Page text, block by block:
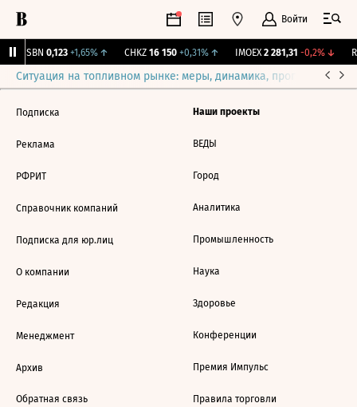
Войти
USBN 0,123 +1,65%↑ CHKZ 16 150 +0,31%↑ IMOEX 2 281,31 -0,2%↓
Ситуация на топливном рынке: меры, динамика, прогнозы
Подписка
Реклама
РФРИТ
Справочник компаний
Подписка для юр.лиц
О компании
Редакция
Менеджмент
Архив
Обратная связь
Наши проекты
ВЕДЫ
Город
Аналитика
Промышленность
Наука
Здоровье
Конференции
Премия Импульс
Правила торговли